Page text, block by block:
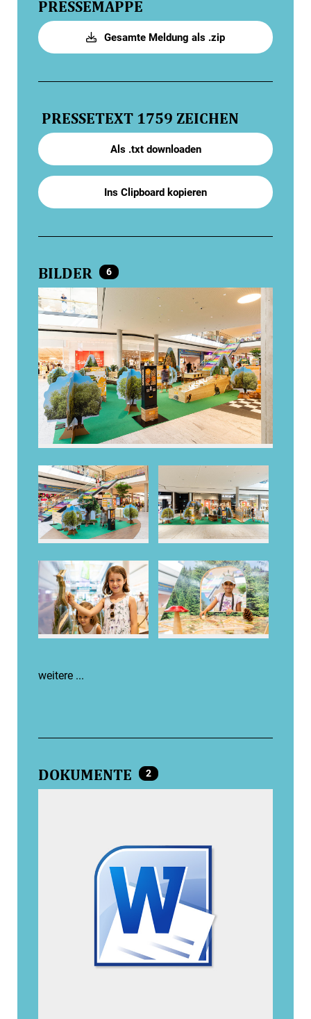
PRESSEMAPPE
Gesamte Meldung als .zip
PRESSETEXT 1759 ZEICHEN
Als .txt downloaden
Ins Clipboard kopieren
BILDER 6
weitere ...
DOKUMENTE 2